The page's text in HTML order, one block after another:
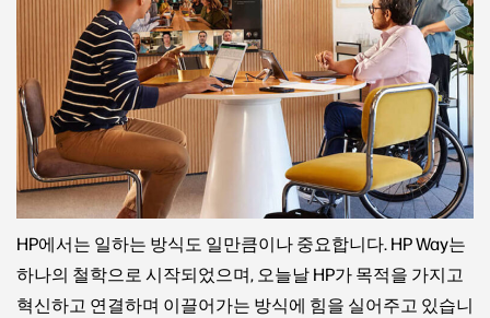
HP에서는 일하는 방식도 일만큼이나 중요합니다. HP Way는
하나의 철학으로 시작되었으며, 오늘날 HP가 목적을 가지고
혁신하고 연결하며 이끌어가는 방식에 힘을 실어주고 있습니